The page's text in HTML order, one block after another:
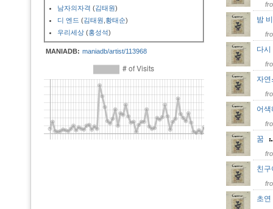
남자의자격 (김태원)
디 엔드 (김태원 황태순)
우리세상 (홍성석)
MANIADB: maniadb/artist/113968
밤
다
자
어
꿈
친
초